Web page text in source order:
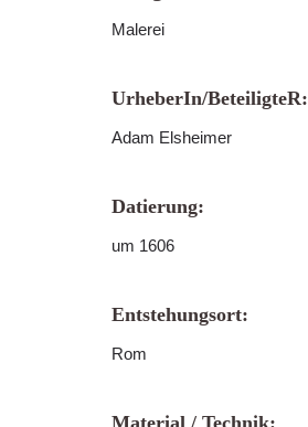
Malerei
UrheberIn/BeteiligteR:
Adam Elsheimer
Datierung:
um 1606
Entstehungsort:
Rom
Material / Technik: